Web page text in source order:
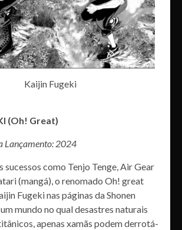
Kaijin Fugeki
(Oh! Great)
Lançamento: 2024
sucessos como Tenjo Tenge, Air Gear
(mangá), o renomado Oh! great
Fugeki nas páginas da Shonen
mundo no qual desastres naturais
apenas xamãs podem derrotá-